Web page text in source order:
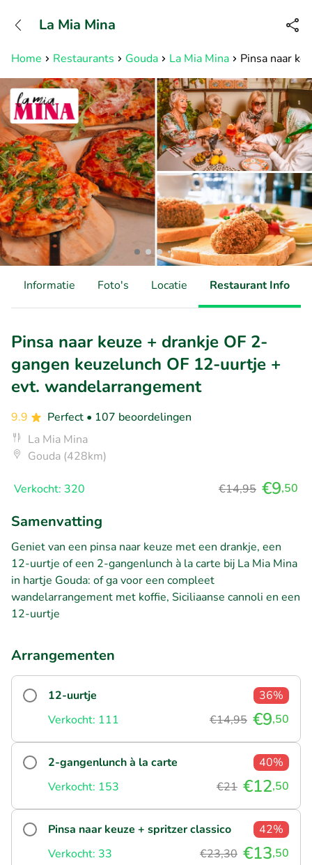
Bereikbaar tot 23:00 uur
Home Restaurants Gouda La Mia Mina Pinsa naar
La Mia Mina
Informatie Foto's Locatie Restaurant Info
Pinsa naar keuze + drankje OF 2-
gangen keuzelunch OF 12-uurtje +
evt. wandelarrangement
9.9 Perfect • 107 beoordelingen
La Mia Mina
Gouda (428km)
Verkocht: 320 €14,95 €9,50
Samenvatting
Geniet van een pinsa naar keuze met een drankje, een
12-uurtje of een 2-gangenlunch à la carte bij La Mia Mina
in hartje Gouda: of ga voor een compleet
wandelarrangement met koffie, Siciliaanse cannoli en een
12-uurtje
Arrangementen
12-uurtje
36%
Verkocht: 111
€14,95 €9,50
2-gangenlunch à la carte
40%
Verkocht: 153
€21 €12,50
Pinsa naar keuze + spritzer classico
42%
Verkocht: 33
€23,30 €13,50